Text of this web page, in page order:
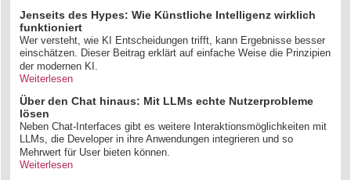
Jenseits des Hypes: Wie Künstliche Intelligenz wirklich
funktioniert
Wer versteht, wie KI Entscheidungen trifft, kann Ergebnisse besser
einschätzen. Dieser Beitrag erklärt auf einfache Weise die Prinzipien
der modernen KI.
Weiterlesen
Über den Chat hinaus: Mit LLMs echte Nutzerprobleme
lösen
Neben Chat-Interfaces gibt es weitere Interaktionsmöglichkeiten mit
LLMs, die Developer in ihre Anwendungen integrieren und so
Mehrwert für User bieten können.
Weiterlesen